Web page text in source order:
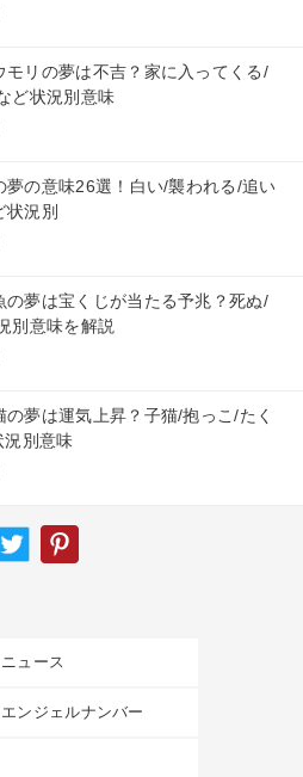
モリの夢は不吉？家に入ってくる/
ど状況別意味
夢の意味26選！白い/襲われる/追い
状況別
の夢は宝くじが当たる予兆？死ぬ/
別意味を解説
の夢は運気上昇？子猫/抱っこ/たく
況別意味
ニュース
エンジェルナンバー